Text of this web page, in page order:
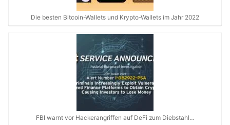
Die besten Bitcoin-Wallets und Krypto-Wallets im Jahr 2022
FBI warnt vor Hackerangriffen auf DeFi zum Diebstahl…